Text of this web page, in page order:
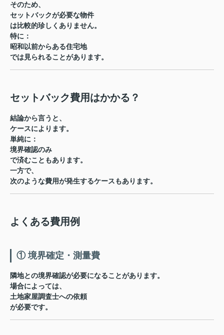
そのため、
セットバックが必要な物件
は比較的珍しくありません。
特に：
昭和以前からある住宅地
では見られることがあります。
セットバック費用はかかる？
結論から言うと、
ケースによります。
単純に：
境界確認のみ
で済むこともあります。
一方で、
次のような費用が発生するケースもあります。
よくある費用例
① 境界確定・測量費
隣地との境界確認が必要になることがあります。
場合によっては、
土地家屋調査士への依頼
が必要です。